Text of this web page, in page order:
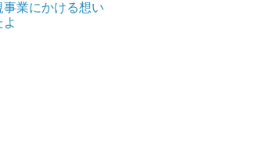
業にかける想い